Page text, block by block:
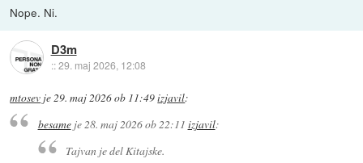
Nope. Ni.
D3m
::29. maj 2026, 12:08
mtosev je 29. maj 2026 ob 11:49izjavil:
besameje28. maj 2026 ob 22:11 izjavil:
Tajvan je del Kitajske.